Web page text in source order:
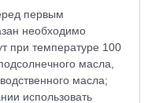
первым
необходимо
при температуре 100
масла,
масла;
использовать